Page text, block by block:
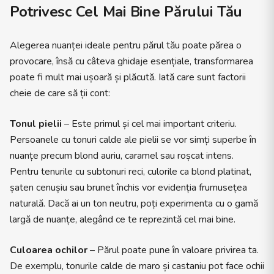
Potrivesc Cel Mai Bine Părului Tău
Alegerea nuanței ideale pentru părul tău poate părea o
provocare, însă cu câteva ghidaje esențiale, transformarea
poate fi mult mai ușoară și plăcută. Iată care sunt factorii
cheie de care să ții cont:
Tonul pielii – Este primul și cel mai important criteriu.
Persoanele cu tonuri calde ale pielii se vor simți superbe în
nuanțe precum blond auriu, caramel sau roșcat intens.
Pentru tenurile cu subtonuri reci, culorile ca blond platinat,
șaten cenușiu sau brunet închis vor evidenția frumusețea
naturală. Dacă ai un ton neutru, poți experimenta cu o gamă
largă de nuanțe, alegând ce te reprezintă cel mai bine.
Culoarea ochilor– Părul poate pune în valoare privirea ta.
De exemplu, tonurile calde de maro și castaniu pot face ochii